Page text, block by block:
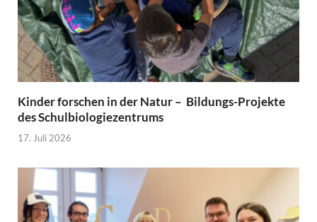
Kinder forschen in der Natur – Bildungs-Projekte
des Schulbiologiezentrums
17. Juli 2026